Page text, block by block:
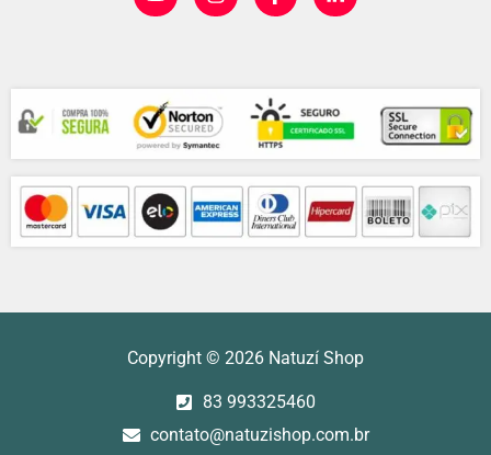
Compra Segura
Formas de Pagamentos
Copyright © 2026 Natuzí Shop
83 993325460
contato@natuzishop.com.br